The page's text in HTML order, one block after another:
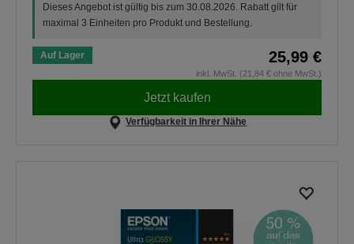
Dieses Angebot ist gültig bis zum 30.08.2026. Rabatt gilt für
maximal 3 Einheiten pro Produkt und Bestellung.
Auf Lager 25,99 €
inkl. MwSt. (21,84 € ohne MwSt.)
Jetzt kaufen
Verfügbarkeit in Ihrer Nähe